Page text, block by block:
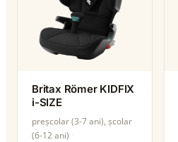
Britax Römer KIDFIX
i-SIZE
preșcolar (3-7 ani), școlar
(6-12 ani)